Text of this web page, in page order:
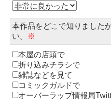
本作品をどこで知りました
い。
※
本屋の店頭で
折り込みチラシで
雑誌などを見て
コミックガルドで
オーバーラップ情報局